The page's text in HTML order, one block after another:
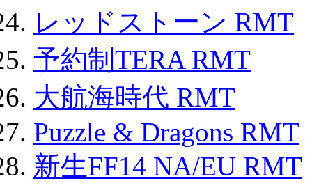
レッドストーン RMT
予約制TERA RMT
大航海時代 RMT
Puzzle & Dragons RMT
新生FF14 NA/EU RMT